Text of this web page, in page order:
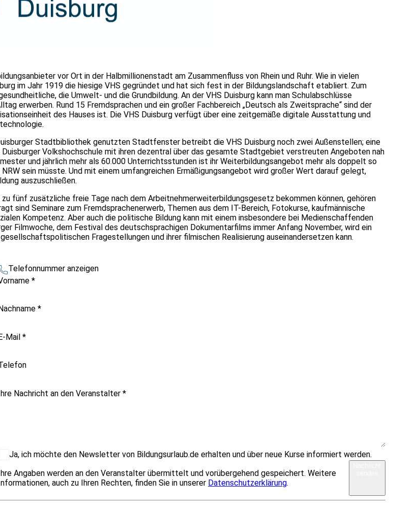
vor Ort in der Halbmillionenstadt am Zusammenfluss von Rhein und Ruhr. Wie in vielen
im Jahr 1919 die hiesige VHS gegründet und hat sich fest in der Bildungslandschaft etabliert. Zum
die Umwelt- und die Grundbildung. An der VHS Duisburg kann man Schulabschlüsse
erwerben. Rund 15 Fremdsprachen und ein großer Fachbereich „Deutsch als Zweitsprache“ sind der
des Hauses ist. Die VHS Duisburg verfügt über eine zeitgemäße digitale Ausstattung und
Stadtbibliothek genutzten Stadtfenster betreibt die VHS Duisburg noch zwei Außenstellen; eine
Duisburger Volkshochschule mit ihren dezentral über das gesamte Stadtgebiet verstreuten Angeboten nah
und jährlich mehr als 60.000 Unterrichtsstunden ist ihr Weiterbildungsangebot mehr als doppelt so
sein müsste. Und mit einem umfangreichen Ermäßigungsangebot wird großer Wert darauf gelegt,
auszuschließen.
fünf zusätzliche freie Tage nach dem Arbeitnehmerweiterbildungsgesetz bekommen können, gehören
sind Seminare zum Fremdsprachenerwerb, Themen aus dem IT-Bereich, Fotokurse, kaufmännische
Kompetenz. Aber auch die politische Bildung kann mit einem insbesondere bei Medienschaffenden
Filmwoche, dem Festival des deutschsprachigen Dokumentarfilms immer Anfang November, wird ein
Fragestellungen und ihrer filmischen Realisierung auseinandersetzen kann.
Telefonnummer anzeigen
*
*
Mail*
Nachricht an den Veranstalter*
Ja, ich möchte den Newsletter von Bildungsurlaub.de erhalten und über neue Kurse informiert werden.
Angaben werden an den Veranstalter übermittelt und vorübergehend gespeichert. Weitere
auch zu Ihren Rechten, finden Sie in unserer Datenschutzerklärung.